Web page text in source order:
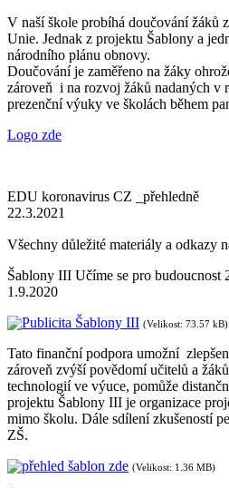
V naší škole probíhá doučování žáků
Unie. Jednak z projektu Šablony a
národního plánu obnovy.
Doučování je zaměřeno na žáky
zároveň i na rozvoj žáků nadaných v
prezenční výuky ve školách během
Logo zde
EDU koronavirus CZ _přehledně
22.3.2021
Všechny důležité materiály a odkazy
Šablony III Učíme se pro budoucnost
1.9.2020
Publicita Šablony III (Velikost: 73.57 kB)
Tato finanční podpora umožní
zároveň zvýší povědomí učitelů a
technologií ve výuce, pomůže
projektu Šablony III je organizace
mimo školu. Dále sdílení zkušeností
ZŠ.
přehled šablon zde (Velikost: 1.36 MB)